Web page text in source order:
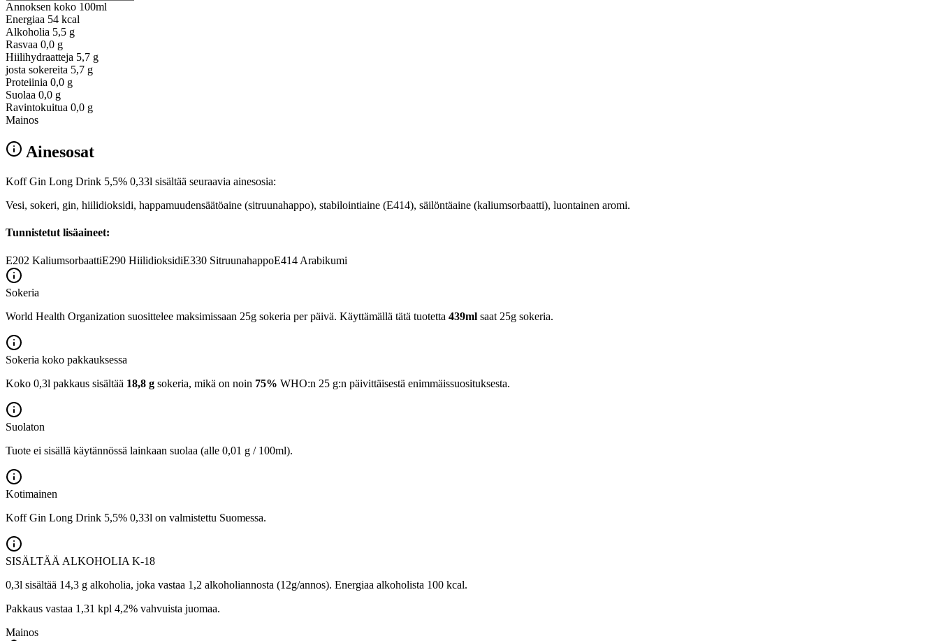
Annoksen koko 100ml
Energiaa 54 kcal
Alkoholia 5,5 g
Rasvaa 0,0 g
Hiilihydraatteja 5,7 g
josta sokereita 5,7 g
Proteiinia 0,0 g
Suolaa 0,0 g
Ravintokuitua 0,0 g
Mainos
Ainesosat
Koff Gin Long Drink 5,5% 0,33l sisältää seuraavia ainesosia:
Vesi, sokeri, gin, hiilidioksidi, happamuudensäätöaine (sitruunahappo), stabilointiaine (E414), säilöntäaine (kaliumsorbaatti), luontainen aromi.
Tunnistetut lisäaineet:
E202 KaliumsorbaattiE290 HiilidioksidiE330 SitruunahappoE414 Arabikumi
Sokeria
World Health Organization suosittelee maksimissaan 25g sokeria per päivä. Käyttämällä tätä tuotetta 439ml saat 25g sokeria.
Sokeria koko pakkauksessa
Koko 0,3l pakkaus sisältää 18,8 g sokeria, mikä on noin 75% WHO:n 25 g:n päivittäisestä enimmäissuosituksesta.
Suolaton
Tuote ei sisällä käytännössä lainkaan suolaa (alle 0,01 g / 100ml).
Kotimainen
Koff Gin Long Drink 5,5% 0,33l on valmistettu Suomessa.
SISÄLTÄÄ ALKOHOLIA K-18
0,3l sisältää 14,3 g alkoholia, joka vastaa 1,2 alkoholiannosta (12g/annos). Energiaa alkoholista 100 kcal.
Pakkaus vastaa 1,31 kpl 4,2% vahvuista juomaa.
Mainos